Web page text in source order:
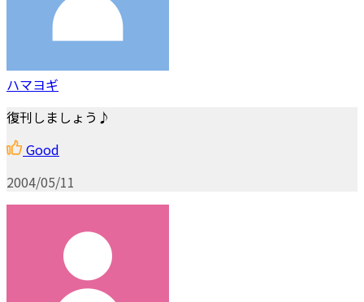
ハマヨギ
復刊しましょう♪
Good
2004/05/11